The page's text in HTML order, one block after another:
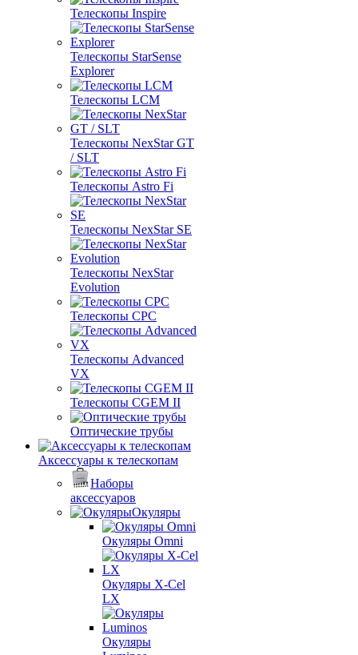
Телескопы Inspire
Телескопы StarSense
Explorer
Телескопы LCM
Телескопы NexStar GT
/ SLT
Телескопы Astro Fi
Телескопы NexStar SE
Телескопы NexStar
Evolution
Телескопы CPC
Телескопы Advanced
VX
Телескопы CGEM II
Оптические трубы
Аксессуары к телескопам
Наборы
аксессуаров
Окуляры
Окуляры Omni
Окуляры X-Сel
LX
Окуляры